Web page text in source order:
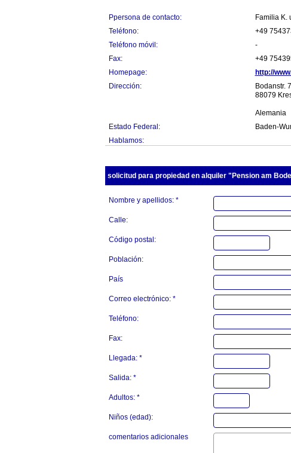
Ppersona de contacto:
Familia K.
Teléfono:
+49
Teléfono móvil:
-
Fax:
+49
Homepage:
http://
Dirección:
Bodanstr. 7
88079
Alemania
Estado Federal:
Baden-
Hablamos:
solicitud para propiedad en alquiler "Pension am
Nombre y apellidos: *
Calle:
Código postal:
Población:
País
Correo electrónico: *
Teléfono:
Fax:
Llegada: *
Salida: *
Adultos: *
Niños (edad):
comentarios adicionales